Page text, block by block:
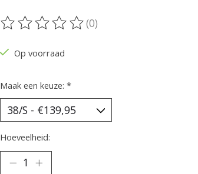
De beoordeling van dit product is
(0)
Op voorraad
Maak een keuze: *
Hoeveelheid: